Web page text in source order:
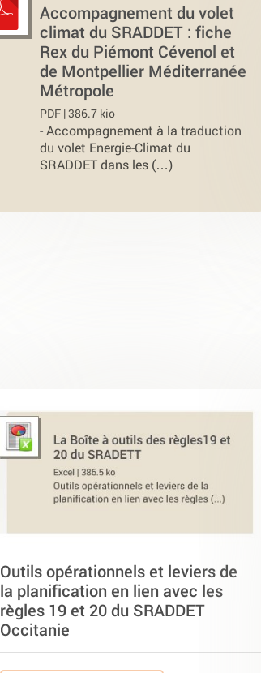
Accompagnement du volet
climat du SRADDET : fiche
Rex du Piémont Cévenol et
de Montpellier Méditerranée
Métropole
PDF | 386.7 kio
-Accompagnement à la traduction
du volet Energie-Climat du
SRADDET dans les (…)
Outils opérationnels et leviers de
la planification en lien avec les
règles 19 et 20 du SRADDET
Occitanie